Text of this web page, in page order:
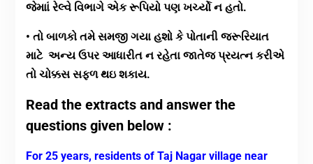
જેમાાં રેલ્વે વિભાગે એક રૂપિયો પણ ખર્ચ્યો ન હતો.
• તો બાળકો તમે સમજી ગયા હશો કે પોતાની જરૂરિયાત
માટે અન્ય ઉપર આધારીત ન રહેતા જાતેજ પ્રયત્ન કરીએ
તો ચોક્કસ સફળ થઇ શકાય.
Read the extracts and answer the
questions given below :
For 25 years, residents of Taj Nagar village near